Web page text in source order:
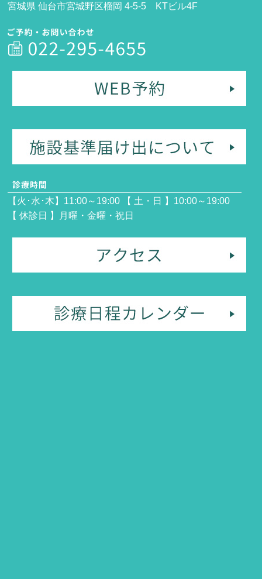
宮城県 仙台市宮城野区榴岡 4-5-5 KTビル4F
【火･水･木】11:00～19:00 【 土・日 】10:00～19:00
【 休診日 】月曜・金曜・祝日